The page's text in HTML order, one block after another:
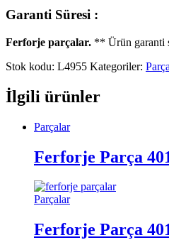
Garanti Süresi :
Ferforje parçalar. ** Ürün garanti
Stok kodu: L4955 Kategoriler:
İlgili ürünler
Parçalar
Ferforje Parça
Parçalar
Ferforje Parça